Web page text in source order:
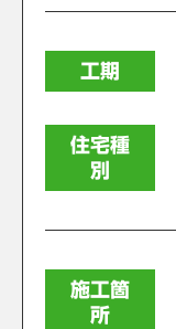
工期
住宅種
別
施工箇
所